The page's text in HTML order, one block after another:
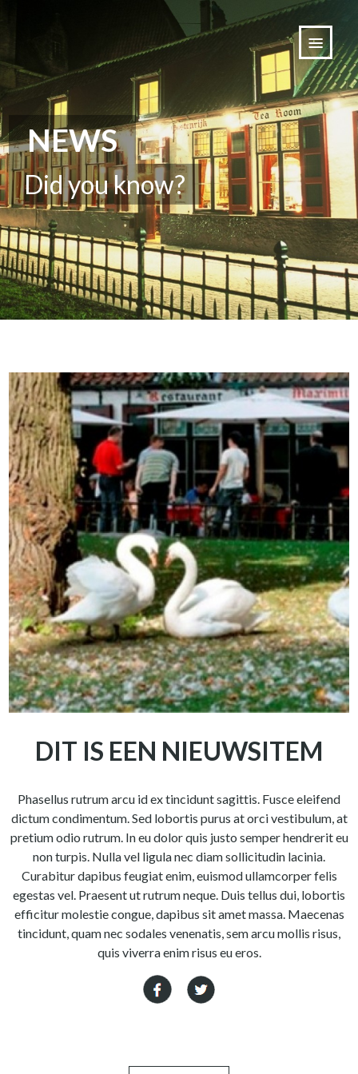
NEWS
Did you know?
DIT IS EEN NIEUWSITEM
Phasellus rutrum arcu id ex tincidunt sagittis. Fusce eleifend
dictum condimentum. Sed lobortis purus at orci vestibulum, at
pretium odio rutrum. In eu dolor quis justo semper hendrerit eu
non turpis. Nulla vel ligula nec diam sollicitudin lacinia.
Curabitur dapibus feugiat enim, euismod ullamcorper felis
egestas vel. Praesent ut rutrum neque. Duis tellus dui, lobortis
efficitur molestie congue, dapibus sit amet massa. Maecenas
tincidunt, quam nec sodales venenatis, sem arcu mollis risus,
quis viverra enim risus eu eros.